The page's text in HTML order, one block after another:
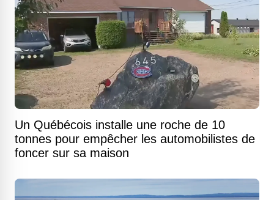
Un Québécois installe une roche de 10
tonnes pour empêcher les automobilistes de
foncer sur sa maison